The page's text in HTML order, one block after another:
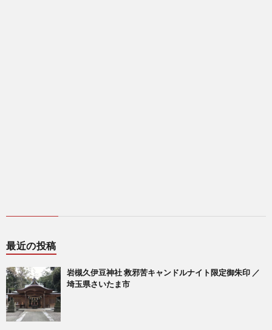
最近の投稿
岩槻久伊豆神社 救邪苦キャンドルナイト限定御朱印 ／
埼玉県さいたま市